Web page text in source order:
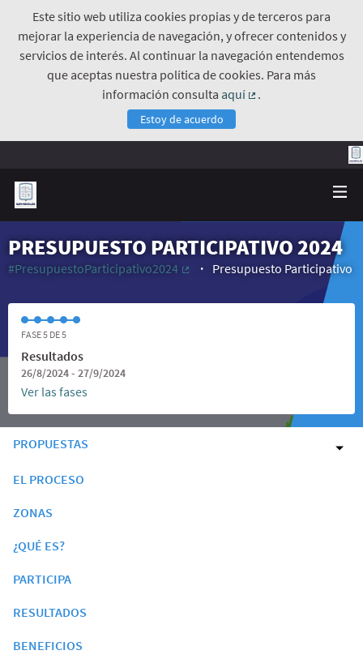
Este sitio web utiliza cookies propias y de terceros para
mejorar la experiencia de navegación, y ofrecer contenidos y
servicios de interés. Al continuar la navegación entendemos
que aceptas nuestra política de cookies. Para más
información consulta aquí
.
Estoy de acuerdo
PRESUPUESTO PARTICIPATIVO 2024
#PresupuestoParticipativo2024
Presupuesto Participativo
FASE 5 DE 5
Resultados
26/8/2024 - 27/9/2024
Ver las fases
PROPUESTAS
EL PROCESO
ZONAS
¿QUÉ ES?
PARTICIPA
RESULTADOS
BENEFICIOS